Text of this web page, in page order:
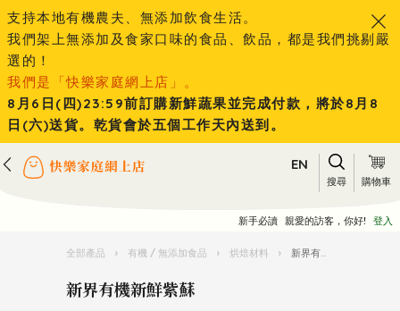
支持本地有機農夫、無添加飲食生活。
我們架上無添加及食家口味的食品、飲品，都是我們挑剔嚴
選的！
我們是「快樂家庭網上店」。
8月6日(四)23:59前訂購新鮮蔬果並完成付款，將於8月8
日(六)送貨。乾貨會於五個工作天內送到。
EN
搜尋 購物車
新手必讀 親愛的訪客，你好! 登入
全部產品 › 有機 / 無添加食品 › 烘焙材料 › 新界有機新鮮紫蘇
新界有機新鮮紫蘇